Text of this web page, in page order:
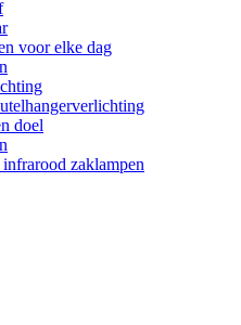
voor elke dag
doel
zaklampen